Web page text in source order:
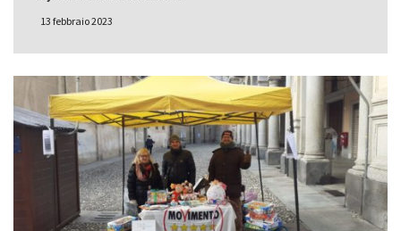
13 febbraio 2023